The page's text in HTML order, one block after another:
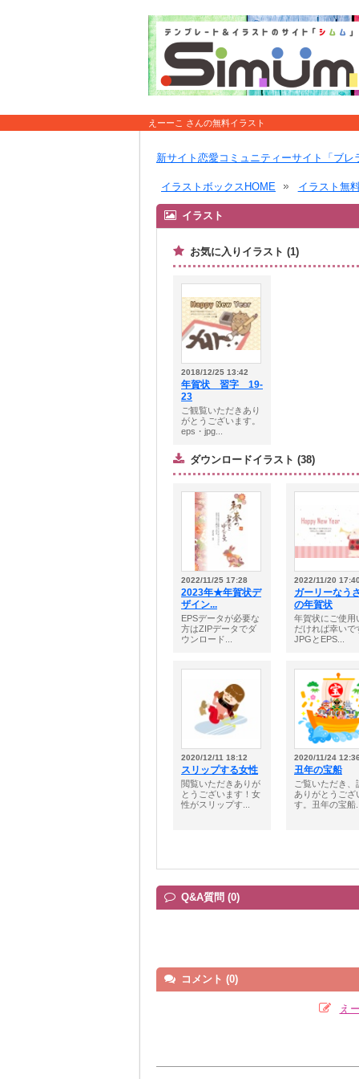
えーーこ さんの無料イラスト
新サイト恋愛コミュニティーサイト「ブレ
イラストボックスHOME イラスト無
イラスト
お気に入りイラスト (1)
2018/12/25 13:42
年賀状 習字 19-
23
ご観覧いただきあり
がとうございます。
eps・jpg...
ダウンロードイラスト (38)
2022/11/25 17:28
2023年★年賀状デ
ザイン...
EPSデータが必要な
方はZIPデータでダ
ウンロード...
2022/11/20
ガーリーなう
の年賀状
年賀状にご使用
だければ幸いで
JPGとEPS...
2020/12/11 18:12
スリップする女性
閲覧いただきありが
とうございます！女
性がスリップす...
2020/11/24
丑年の宝船
ご覧いただき、
ありがとうござ
す。丑年の宝船
Q&A質問 (0)
コメント (0)
え